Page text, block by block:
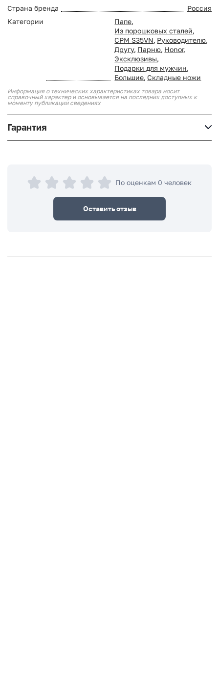
Страна бренда
Россия
Категории
Папе,
Из порошковых сталей,
CPM S35VN, Руководителю,
Другу, Парню, Honor,
Эксклюзивы,
Подарки для мужчин,
Большие, Складные ножи
Информация о технических характеристиках товара носит
справочный характер и основывается на последних доступных к
моменту публикации сведениях
Гарантия
По оценкам 0 человек
Оставить отзыв